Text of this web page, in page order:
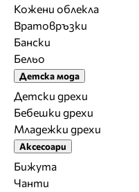
Кожени облекла
Вратовръзки
Бански
Бельо
Детска мода
Детски дрехи
Бебешки дрехи
Младежки дрехи
Аксесоари
Бижута
Чанти